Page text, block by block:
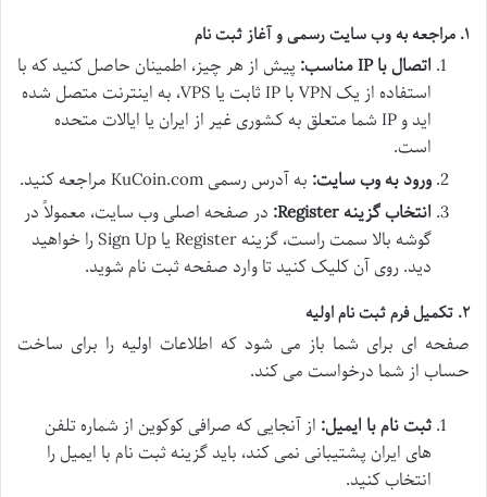
۱. مراجعه به وب سایت رسمی و آغاز ثبت نام
اتصال با IP مناسب:
پیش از هر چیز، اطمینان حاصل کنید که با
استفاده از یک VPN با IP ثابت یا VPS، به اینترنت متصل شده
اید و IP شما متعلق به کشوری غیر از ایران یا ایالات متحده
است.
ورود به وب سایت: به آدرس رسمی KuCoin.com مراجعه کنید.
انتخاب گزینه Register:
در صفحه اصلی وب سایت، معمولاً در
گوشه بالا سمت راست، گزینه Register یا Sign Up را خواهید
دید. روی آن کلیک کنید تا وارد صفحه ثبت نام شوید.
۲. تکمیل فرم ثبت نام اولیه
صفحه ای برای شما باز می شود که اطلاعات اولیه را برای ساخت
حساب از شما درخواست می کند.
ثبت نام با ایمیل: از آنجایی که صرافی کوکوین از شماره تلفن
های ایران پشتیبانی نمی کند، باید گزینه ثبت نام با ایمیل را
انتخاب کنید.